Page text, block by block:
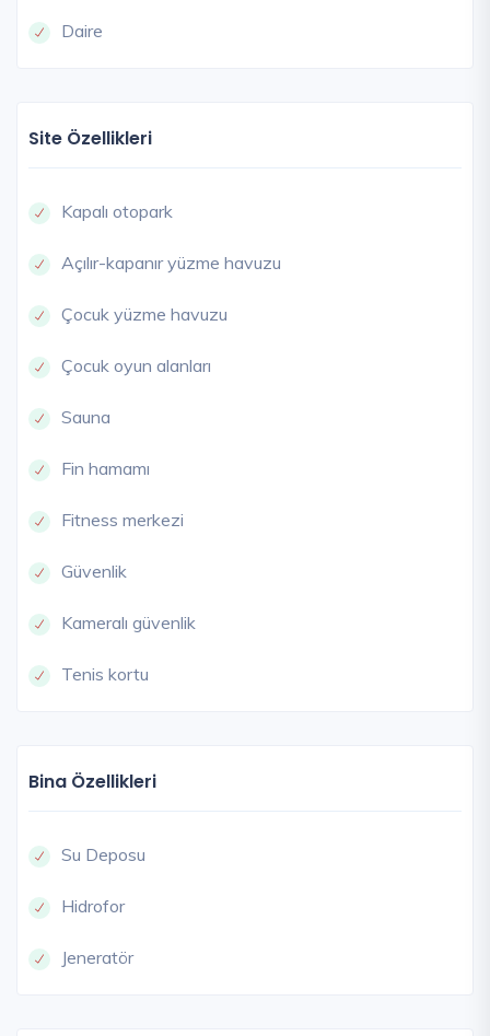
Daire
Site Özellikleri
Kapalı otopark
Açılır-kapanır yüzme havuzu
Çocuk yüzme havuzu
Çocuk oyun alanları
Sauna
Fin hamamı
Fitness merkezi
Güvenlik
Kameralı güvenlik
Tenis kortu
Bina Özellikleri
Su Deposu
Hidrofor
Jeneratör